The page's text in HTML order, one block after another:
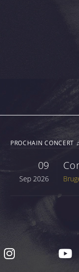
PROCHAIN CONCERT
09
Sep 2026